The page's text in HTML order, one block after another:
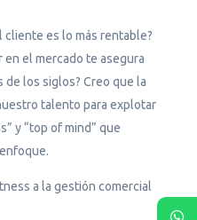
cliente es lo más rentable?
en el mercado te asegura
los siglos? Creo que la
talento para explotar
y “top of mind” que
a la gestión comercial